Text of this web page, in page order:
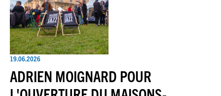
19.06.2026
ADRIEN MOIGNARD POUR